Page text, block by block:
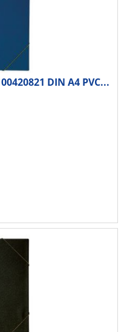
DIN A4 PVC...